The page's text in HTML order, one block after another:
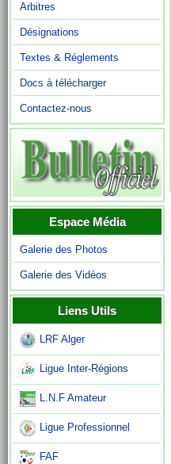
Arbitres
Désignations
Textes & Réglements
Docs à télécharger
Contactez-nous
Espace Média
Galerie des Photos
Galerie des Vidéos
Liens Utils
LRF Alger
Ligue Inter-Régions
L.N.F Amateur
Ligue Professionnel
FAF